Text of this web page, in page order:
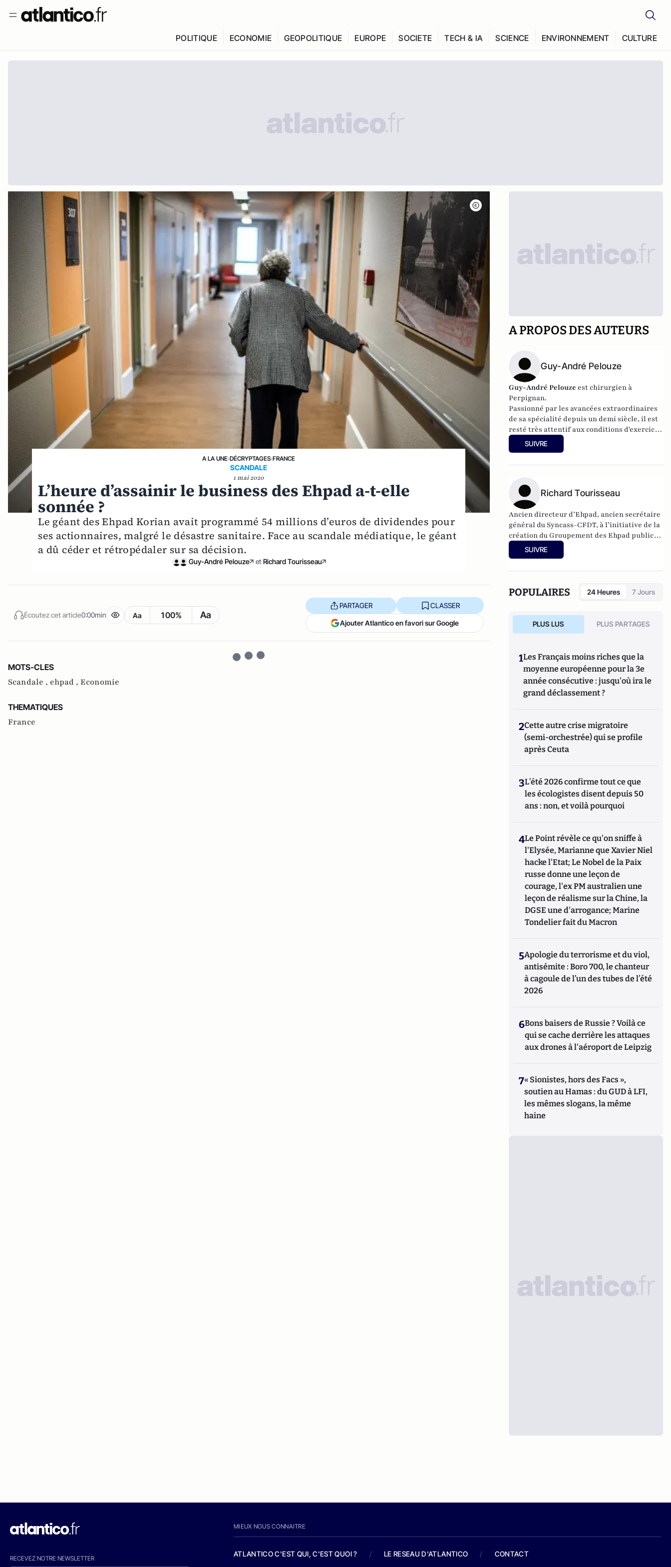
POLITIQUE ECONOMIE GEOPOLITIQUE EUROPE SOCIETE TECH & IA SCIENCE ENVIRONNEMENT CULTURE
A LA UNE›DÉCRYPTAGES›FRANCE
SCANDALE
1 mai 2020
L’heure d’assainir le business des Ehpad a-t-elle
sonnée ?
Le géant des Ehpad Korian avait programmé 54 millions d’euros de dividendes pour
ses actionnaires, malgré le désastre sanitaire. Face au scandale médiatique, le géant
a dû céder et rétropédaler sur sa décision.
Guy-André Pelouze et Richard Tourisseau
Écoutez cet article0:00min Aa 100% Aa
PARTAGER CLASSER
Ajouter Atlantico en favori sur Google
MOTS-CLES
Scandale , ehpad , Economie
THEMATIQUES
France
A PROPOS DES AUTEURS
Guy-André Pelouze
Guy-André Pelouze est chirurgien à
Perpignan.
Passionné par les avancées extraordinaires
de sa spécialité depuis un demi siècle, il est
resté très attentif aux conditions d'exercice
et à l'évolution du système qui conditionnent
la qualité des soins.
SUIVRE
Richard Tourisseau
Ancien directeur d’Ehpad, ancien secrétaire
général du Syncass-CFDT, à l’initiative de la
création du Groupement des Ehpad publics
du Val-de-Marne.
SUIVRE
POPULAIRES 24 Heures 7 Jours
PLUS LUS PLUS PARTAGES
1Les Français moins riches que la
moyenne européenne pour la 3e
année consécutive : jusqu'où ira le
grand déclassement ?
2Cette autre crise migratoire
(semi-orchestrée) qui se profile
après Ceuta
3L’été 2026 confirme tout ce que
les écologistes disent depuis 50
ans : non, et voilà pourquoi
4Le Point révèle ce qu'on sniffe à
l'Elysée, Marianne que Xavier Niel
hacke l'Etat; Le Nobel de la Paix
russe donne une leçon de
courage, l'ex PM australien une
leçon de réalisme sur la Chine, la
DGSE une d'arrogance; Marine
Tondelier fait du Macron
5Apologie du terrorisme et du viol,
antisémite : Boro 700, le chanteur
à cagoule de l’un des tubes de l’été
2026
6Bons baisers de Russie ? Voilà ce
qui se cache derrière les attaques
aux drones à l'aéroport de Leipzig
7« Sionistes, hors des Facs »,
soutien au Hamas : du GUD à LFI,
les mêmes slogans, la même
haine
RECEVEZ NOTRE NEWSLETTER
MIEUX NOUS CONNAITRE
ATLANTICO C'EST QUI, C'EST QUOI ? / LE RESEAU D'ATLANTICO / CONTACT